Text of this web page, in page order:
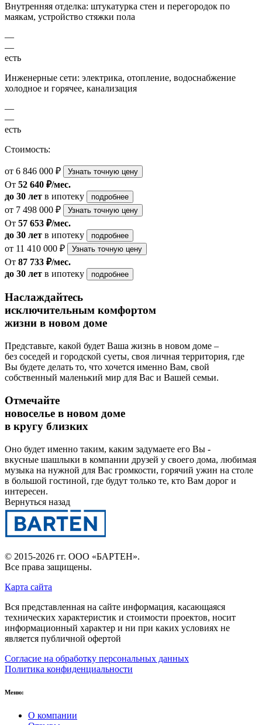
Внутренняя отделка: штукатурка стен и перегородок по
маякам, устройство стяжки пола
—
—
есть
Инженерные сети: электрика, отопление, водоснабжение
холодное и горячее, канализация
—
—
есть
Стоимость:
от 6 846 000 ₽ Узнать точную цену
От 52 640 ₽/мес.
до 30 лет в ипотеку подробнее
от 7 498 000 ₽ Узнать точную цену
От 57 653 ₽/мес.
до 30 лет в ипотеку подробнее
от 11 410 000 ₽ Узнать точную цену
От 87 733 ₽/мес.
до 30 лет в ипотеку подробнее
Наслаждайтесь
исключительным комфортом
жизни в новом доме
Представьте, какой будет Ваша жизнь в новом доме –
без соседей и городской суеты, своя личная территория, где
Вы будете делать то, что хочется именно Вам, свой
собственный маленький мир для Вас и Вашей семьи.
Отмечайте
новоселье в новом доме
в кругу близких
Оно будет именно таким, каким задумаете его Вы -
вкусные шашлыки в компании друзей у своего дома, любимая
музыка на нужной для Вас громкости, горячий ужин на столе
в большой гостиной, где будут только те, кто Вам дорог и
интересен.
Вернуться назад
© 2015-2026 гг. ООО «БАРТЕН».
Все права защищены.
Карта сайта
Вся представленная на сайте информация, касающаяся
технических характеристик и стоимости проектов, носит
информационный характер и ни при каких условиях не
является публичной офертой
Согласие на обработку персональных данных
Политика конфиденциальности
Меню:
О компании